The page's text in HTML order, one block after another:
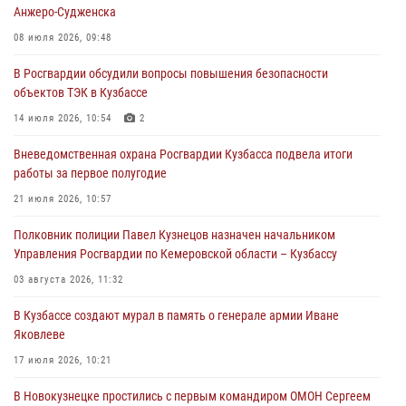
частной охранной деятельности
06 августа 2026, 10:19
Росгвардейцы задержали предполагаемого виновника причинения
ножевого ранения кемеровчанину
06 августа 2026, 09:18
Росгвардейцы задержали мужчину, повредившего имущество
горожанки
06 августа 2026, 08:17
Росгвардейцы пресекли противоправные действия и защитили
новокузнечанку от агрессивного знакомого
06 августа 2026, 07:16
Анжеро-Судженска
08 июля 2026, 09:48
В Росгвардии обсудили вопросы повышения безопасности
объектов ТЭК в Кузбассе
14 июля 2026, 10:54 2
Вневедомственная охрана Росгвардии Кузбасса подвела итоги
работы за первое полугодие
21 июля 2026, 10:57
Полковник полиции Павел Кузнецов назначен начальником
Управления Росгвардии по Кемеровской области – Кузбассу
03 августа 2026, 11:32
В Кузбассе создают мурал в память о генерале армии Иване
Яковлеве
17 июля 2026, 10:21
В Новокузнецке простились с первым командиром ОМОН Сергеем